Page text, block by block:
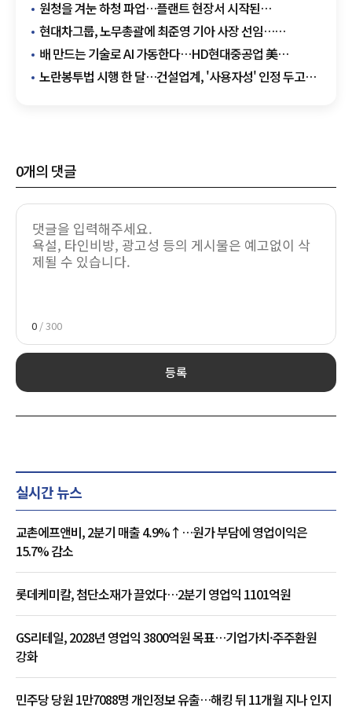
원청을 겨눈 하청 파업…플랜트 현장서 시작된
노란봉투법의 첫 충돌
현대차그룹, 노무총괄에 최준영 기아 사장 선임…
노란봉투법 대응 강화
배 만드는 기술로 AI 가동한다…HD현대중공업 美
데이터센터에 발전용 엔진 공급
노란봉투법 시행 한 달…건설업계, '사용자성' 인정 두고
0개의 댓글
0 / 300
등록
실시간 뉴스
교촌에프앤비, 2분기 매출 4.9%↑…원가 부담에 영업이익은
15.7% 감소
롯데케미칼, 첨단소재가 끌었다…2분기 영업익 1101억원
GS리테일, 2028년 영업익 3800억원 목표…기업가치·주주환원
강화
민주당 당원 1만7088명 개인정보 유출…해킹 뒤 11개월 지나 인지